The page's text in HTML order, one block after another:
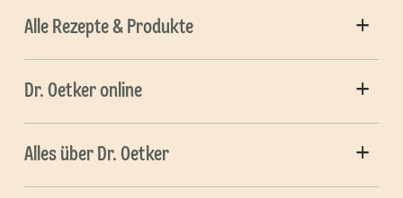
Alle Rezepte & Produkte
Dr. Oetker online
Alles über Dr. Oetker